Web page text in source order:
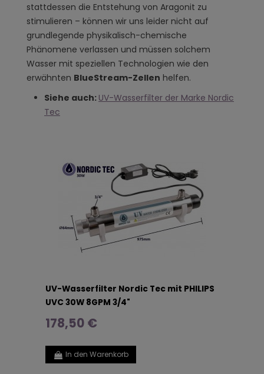
stattdessen die Entstehung von Aragonit zu
stimulieren – können wir uns leider nicht auf
grundlegende physikalisch-chemische
Phänomene verlassen und müssen solchem
Wasser mit speziellen Technologien wie den
erwähnten BlueStream-Zellen helfen.
Siehe auch: UV-Wasserfilter der Marke Nordic
Tec
UV-Wasserfilter Nordic Tec mit PHILIPS
UVC 30W 8GPM 3/4"
178,50 €
In den Warenkorb